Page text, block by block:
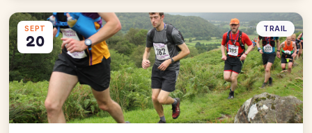
SEPT
20
TRAIL